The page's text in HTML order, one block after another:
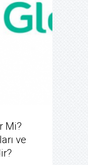
Mi?
ve